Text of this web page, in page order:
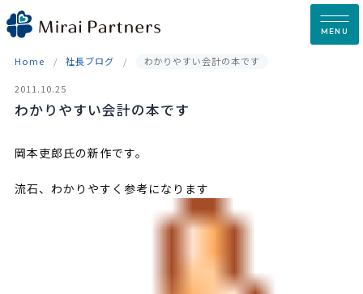
Skip
to
MENU
Home 社長ブログ わかりやすい会計の本です
2011.10.25
わかりやすい会計の本です
岡本吏郎氏の新作です。
流石、わかりやすく参考になります